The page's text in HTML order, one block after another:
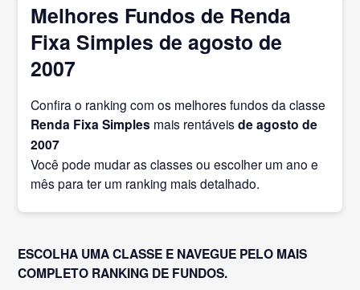
Melhores Fundos de Renda
Fixa Simples de agosto de
2007
Confira o ranking com os melhores fundos da classe
Renda Fixa Simples mais rentáveisde agosto de
2007
Você pode mudar as classes ou escolher um ano e
mês para ter um ranking mais detalhado.
ESCOLHA UMA CLASSE E NAVEGUE PELO MAIS
COMPLETO RANKING DE FUNDOS.